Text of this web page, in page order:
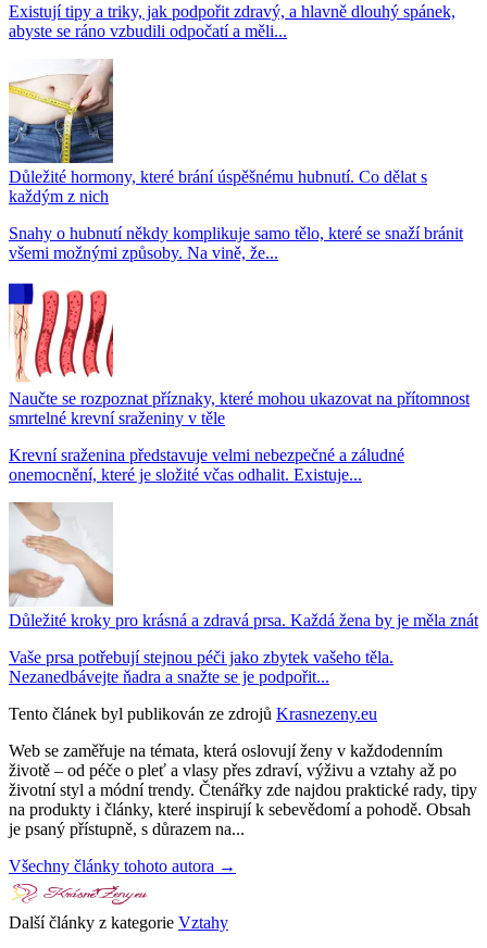
Existují tipy a triky, jak podpořit zdravý, a hlavně dlouhý spánek,
abyste se ráno vzbudili odpočatí a měli...
Důležité hormony, které brání úspěšnému hubnutí. Co dělat s
každým z nich
Snahy o hubnutí někdy komplikuje samo tělo, které se snaží bránit
všemi možnými způsoby. Na vině, že...
Naučte se rozpoznat příznaky, které mohou ukazovat na přítomnost
smrtelné krevní sraženiny v těle
Krevní sraženina představuje velmi nebezpečné a záludné
onemocnění, které je složité včas odhalit. Existuje...
Důležité kroky pro krásná a zdravá prsa. Každá žena by je měla znát
Vaše prsa potřebují stejnou péči jako zbytek vašeho těla.
Nezanedbávejte ňadra a snažte se je podpořit...
Tento článek byl publikován ze zdrojů Krasnezeny.eu
Web se zaměřuje na témata, která oslovují ženy v každodenním
životě – od péče o pleť a vlasy přes zdraví, výživu a vztahy až po
životní styl a módní trendy. Čtenářky zde najdou praktické rady, tipy
na produkty i články, které inspirují k sebevědomí a pohodě. Obsah
je psaný přístupně, s důrazem na...
Všechny články tohoto autora →
Další články z kategorie Vztahy